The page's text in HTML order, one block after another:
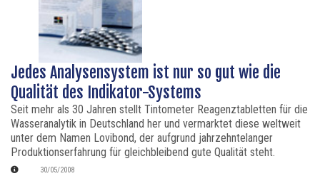
Jedes Analysensystem ist nur so gut wie die
Qualität des Indikator-Systems
Seit mehr als 30 Jahren stellt Tintometer Reagenztabletten für die
Wasseranalytik in Deutschland her und vermarktet diese weltweit
unter dem Namen Lovibond, der aufgrund jahrzehntelanger
Produktionserfahrung für gleichbleibend gute Qualität steht.
30/05/2008